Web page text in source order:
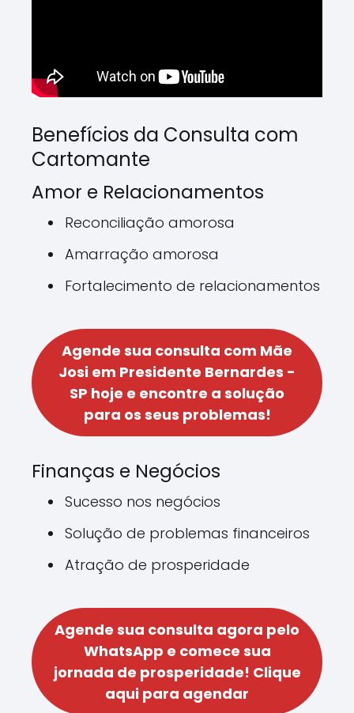
Benefícios da Consulta com
Cartomante
Amor e Relacionamentos
Reconciliação amorosa
Amarração amorosa
Fortalecimento de relacionamentos
Agende sua consulta com Mãe
Josi em Presidente Bernardes -
SP hoje e encontre a solução
para os seus problemas!
Finanças e Negócios
Sucesso nos negócios
Solução de problemas financeiros
Atração de prosperidade
Agende sua consulta agora pelo
WhatsApp e comece sua
jornada de prosperidade! Clique
aqui para agendar